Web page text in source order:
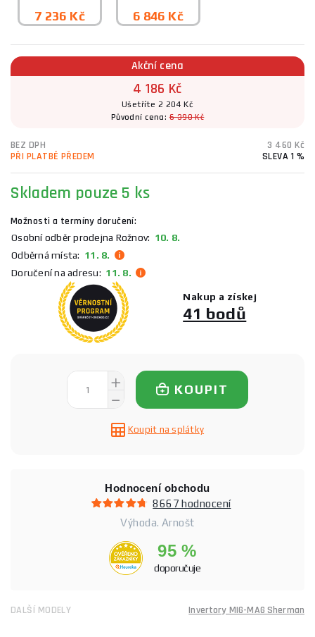
7 236 Kč 6 846 Kč
Akční cena
4 186 Kč
Ušetříte 2 204 Kč
Původní cena:6 390 Kč
BEZ DPH
3 460 Kč
PŘI PLATBĚ PŘEDEM
SLEVA 1 %
Skladem pouze 5 ks
Možnosti a termíny doručení:
Osobní odběr prodejna Rožnov: 10. 8.
Odběrná místa: 11. 8.
Doručení na adresu: 11. 8.
Nakup a získej
41 bodů
KOUPIT
Koupit na splátky
Hodnocení obchodu
8667 hodnocení
Výhoda. Arnošt
95 %
doporučuje
DALŠÍ MODELY Invertory MIG-MAG Sherman